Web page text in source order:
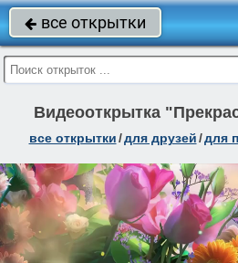
 все открытки
Видеооткрытка
все открытки/для друзей/для